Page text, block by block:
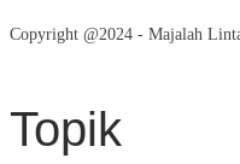
Copyright @2024 - Majalah
Topik